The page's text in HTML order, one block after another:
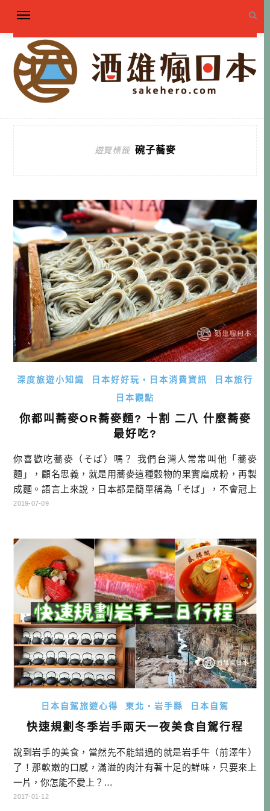
遊覽標籤 碗子蕎麥
深度旅遊小知識 日本好好玩・日本消費資訊
日本旅行
日本觀點
你都叫蕎麥OR蕎麥麵? 十割 二八 什麼蕎麥
最好吃?
你喜歡吃蕎麥（そば）嗎？ 我們台灣人常常叫他「蕎麥
麵」，顧名思義，就是用蕎麥這種穀物的果實磨成粉，再製
成麵。語言上來說，日本都是簡單稱為「そば」，不會冠上
「麺」的稱呼。話雖如此，卻還有「中華そば」、「沖縄そ
粉為主原料的麵類。 寫這篇文章之前，我有稍微問一下身邊
的朋友，其實有蠻多人表示，他們並 […]…
2019-07-09
日本自駕旅遊心得 東北・岩手縣 日本自駕
快速規劃冬季岩手兩天一夜美食自駕行程
說到岩手的美食，當然先不能錯過的就是岩手牛（前澤牛）
了！那軟嫩的口感，滿溢的肉汁有著十足的鮮味，只要來上
一片，你怎能不愛上？…
2017-01-12